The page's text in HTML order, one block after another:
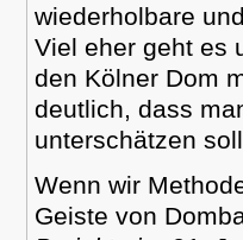
wiederholbare
Viel eher geht es
den Kölner Dom
deutlich, dass
unterschätzen
Wenn wir
Geiste von